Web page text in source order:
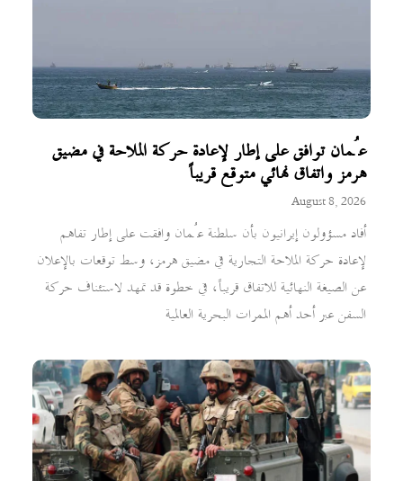
عُمان توافق على إطار لإعادة حركة الملاحة في مضيق
هرمز واتفاق نهائي متوقع قريباً
August 8, 2026
أفاد مسؤولون إيرانيون بأن سلطنة عُمان وافقت على إطار تفاهم
لإعادة حركة الملاحة التجارية في مضيق هرمز، وسط توقعات بالإعلان
عن الصيغة النهائية للاتفاق قريباً، في خطوة قد تمهد لاستئناف حركة
السفن عبر أحد أهم الممرات البحرية العالمية